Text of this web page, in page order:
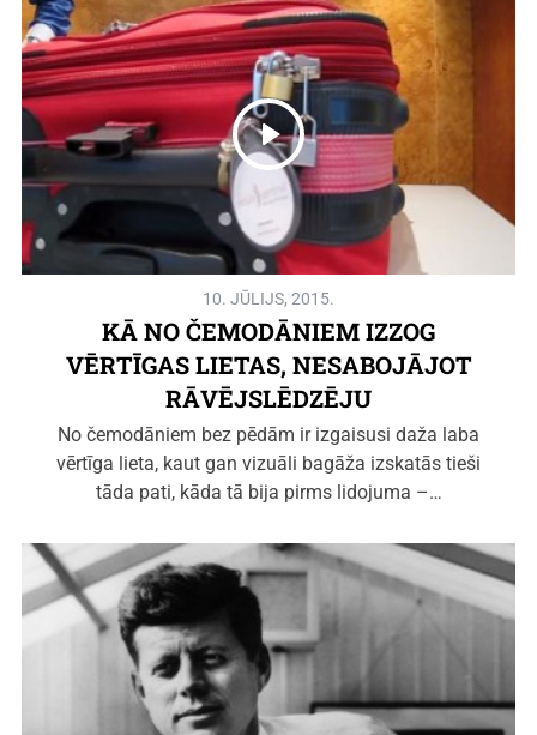
10. JŪLIJS, 2015.
KĀ NO ČEMODĀNIEM IZZOG
VĒRTĪGAS LIETAS, NESABOJĀJOT
RĀVĒJSLĒDZĒJU
No čemodāniem bez pēdām ir izgaisusi daža laba
vērtīga lieta, kaut gan vizuāli bagāža izskatās tieši
tāda pati, kāda tā bija pirms lidojuma –…